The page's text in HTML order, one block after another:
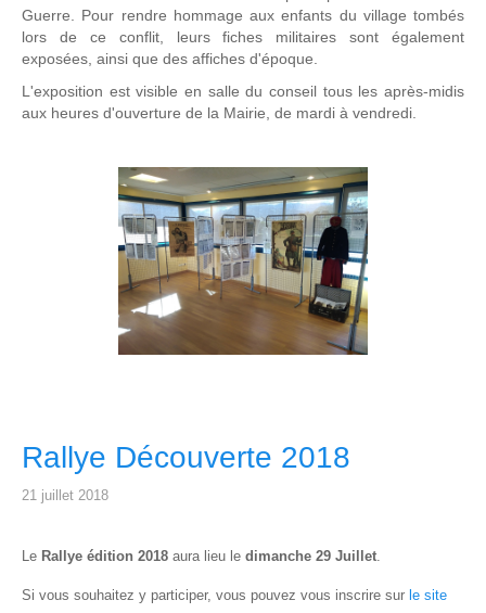
Guerre. Pour rendre hommage aux enfants du village tombés
lors de ce conflit, leurs fiches militaires sont également
exposées, ainsi que des affiches d'époque.
L'exposition est visible en salle du conseil tous les après-midis
aux heures d'ouverture de la Mairie, de mardi à vendredi.
Rallye Découverte 2018
21 juillet 2018
Le Rallye édition 2018 aura lieu le dimanche 29 Juillet
Si vous souhaitez y participer, vous pouvez vous inscrire sur le site